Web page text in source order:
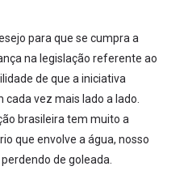
para que se cumpra a
na legislação referente ao
de que a iniciativa
vez mais lado a lado.
brasileira tem muito a
que envolve a água, nosso
de goleada.